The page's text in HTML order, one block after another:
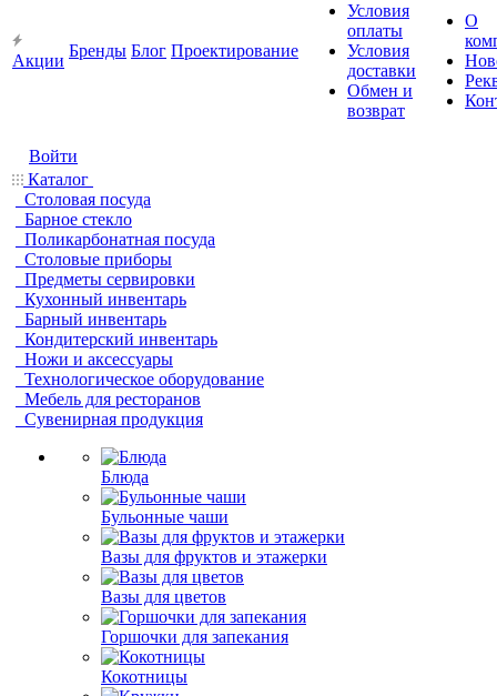
Акции
Бренды Блог Проектирование
Условия
оплаты
Условия
доставки
Обмен и
возврат
О
Войти
Каталог
Столовая посуда
Барное стекло
Поликарбонатная посуда
Столовые приборы
Предметы сервировки
Кухонный инвентарь
Барный инвентарь
Кондитерский инвентарь
Ножи и аксессуары
Технологическое оборудование
Мебель для ресторанов
Сувенирная продукция
Блюда
Бульонные чаши
Вазы для фруктов и этажерки
Вазы для цветов
Горшочки для запекания
Кокотницы